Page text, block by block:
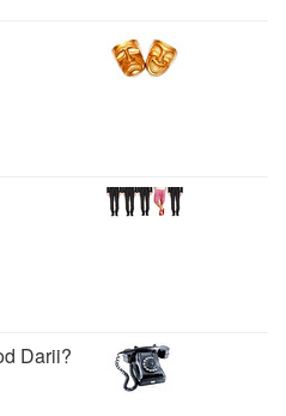
Darii?